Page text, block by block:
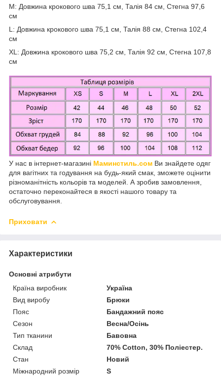
M: Довжина крокового шва 75,1 см, Талія 84 см, Стегна 97,6
см
L: Довжина крокового шва 75,1 см, Талія 88 см, Стегна 102,4
см
XL: Довжина крокового шва 75,2 см, Талія 92 см, Стегна 107,8
см
У нас в інтернет-магазині Маминстиль.сом Ви знайдете одяг
для вагітних та годування на будь-який смак, зможете оцінити
різноманітність кольорів та моделей. А зробив замовлення,
остаточно переконайтеся в якості нашого товару та
обслуговування.
Приховати
Характеристики
Основні атрибути
Країна виробник
Україна
Вид виробу
Брюки
Пояс
Бандажний пояс
Сезон
Весна/Осінь
Тип тканини
Бавовна
Склад
70% Cotton, 30% Поліестер.
Стан
Новий
Міжнародний розмір
S